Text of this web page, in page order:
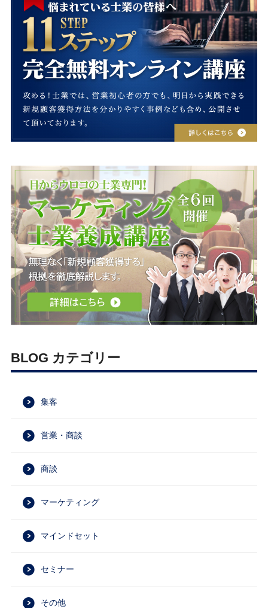
BLOG カテゴリー
集客
営業・商談
商談
マーケティング
マインドセット
セミナー
その他